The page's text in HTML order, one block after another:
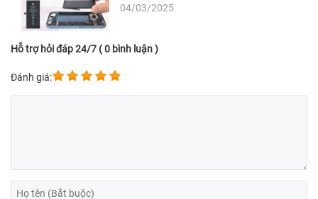
04/03/2025
Hỗ trợ hỏi đáp 24/7 ( 0 bình luận )
Đánh giá: